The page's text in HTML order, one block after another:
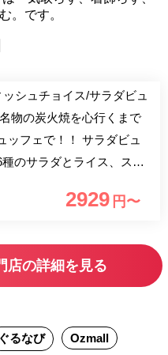
。です。
シュチョイス/サラダビュ
ッフェで！！ サラダビュ
のサラダとライス、スー
（お席90分制） ※食べ残
ど、お気軽にご利用いただ
2929 円〜
店の詳細を見る
ぐるなび Ozmall